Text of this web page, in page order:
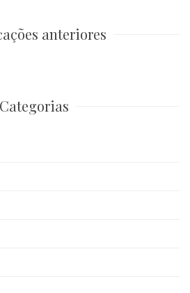
anteriores
Categorias